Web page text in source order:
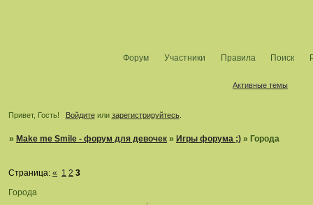
Форум Участники Правила Поиск
Активные темы
Привет, Гость! Войдитеили зарегистрируйтесь.
» Make me Smile - форум для девочек » Игры форума ;) » Города
Города
Страница:« 1 2 3